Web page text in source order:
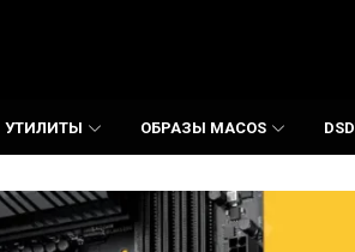
УТИЛИТЫ ОБРАЗЫ MACOS